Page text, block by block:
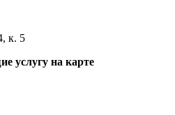
к. 5
услугу на карте